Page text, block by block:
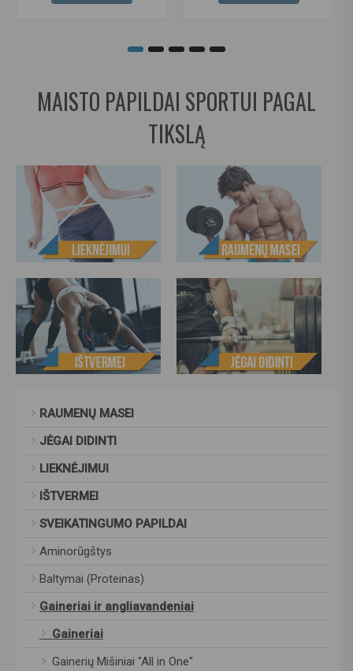
MAISTO PAPILDAI SPORTUI PAGAL
TIKSLĄ
RAUMENŲ MASEI
JĖGAI DIDINTI
LIEKNĖJIMUI
IŠTVERMEI
SVEIKATINGUMO PAPILDAI
Aminorūgštys
Baltymai (Proteinas)
Gaineriai ir angliavandeniai
Gaineriai
Gainerių Mišiniai "All in One"